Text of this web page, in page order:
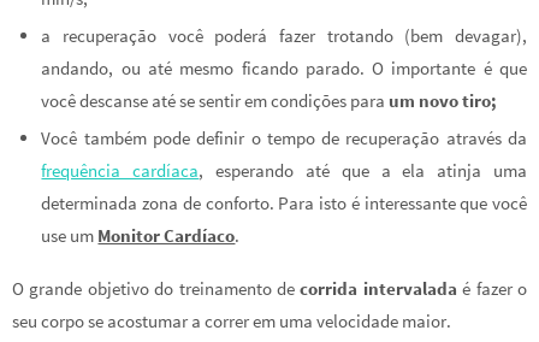
a recuperação você poderá fazer trotando (bem devagar),
andando, ou até mesmo ficando parado. O importante é que
você descanse até se sentir em condições para um novo tiro;
Você também pode definir o tempo de recuperação através da
frequência cardíaca, esperando até que a ela atinja uma
determinada zona de conforto. Para isto é interessante que você
use um Monitor Cardíaco.
O grande objetivo do treinamento decorrida intervalada é fazer o
seu corpo se acostumar a correr em uma velocidade maior.